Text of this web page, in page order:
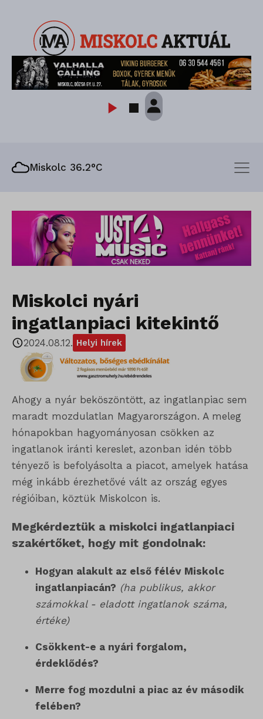
Miskolc 36.2°C
Miskolci nyári
ingatlanpiaci kitekintő
2024.08.12. Helyi hírek
Ahogy a nyár beköszöntött, az ingatlanpiac sem
maradt mozdulatlan Magyarországon. A meleg
hónapokban hagyományosan csökken az
ingatlanok iránti kereslet, azonban idén több
tényező is befolyásolta a piacot, amelyek hatása
még inkább érezhetővé vált az ország egyes
régióiban, köztük Miskolcon is.
Megkérdeztük a miskolci ingatlanpiaci
szakértőket, hogy mit gondolnak:
Hogyan alakult az első félév Miskolc
ingatlanpiacán? (ha publikus, akkor
számokkal - eladott ingatlanok száma,
értéke)
Csökkent-e a nyári forgalom,
érdeklődés?
Merre fog mozdulni a piac az év második
felében?